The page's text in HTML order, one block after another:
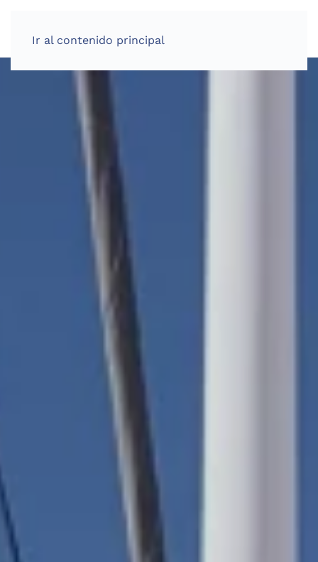
Ir al contenido principal